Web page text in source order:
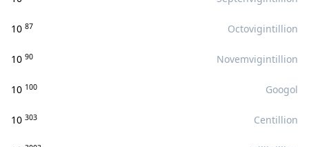
10 87 Octovigintillion
10 90 Novemvigintillion
10 100 Googol
10 303 Centillion